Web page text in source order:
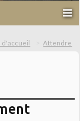
d'accueil Attendre